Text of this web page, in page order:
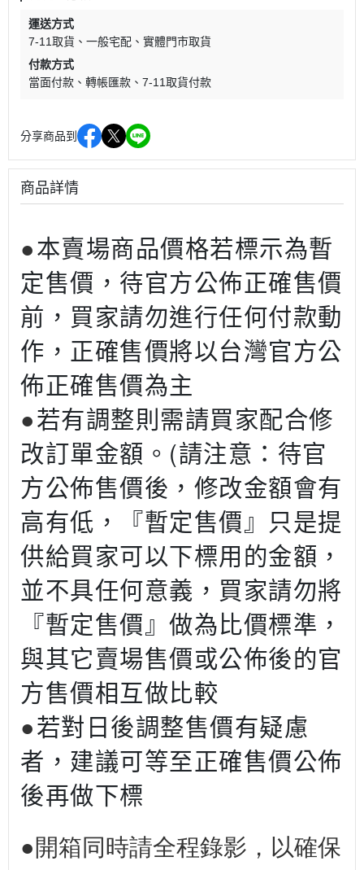
運送方式
7-11取貨
一般宅配
實體門市取貨
付款方式
當面付款
轉帳匯款 7-11取貨付款
分享商品到
商品詳情
●本賣場商品價格若標示為暫
定售價，待官方公佈正確售價
前，買家請勿進行任何付款動
作，正確售價將以台灣官方公
佈正確售價為主
●若有調整則需請買家配合修
改訂單金額。(請注意：待官
方公佈售價後，修改金額會有
高有低，『暫定售價』只是提
供給買家可以下標用的金額，
並不具任何意義，買家請勿將
『暫定售價』做為比價標準，
與其它賣場售價或公佈後的官
方售價相互做比較
●若對日後調整售價有疑慮
者，建議可等至正確售價公佈
後再做下標
●開箱同時請全程錄影，以確保